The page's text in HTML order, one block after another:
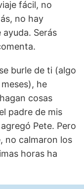
fácil, no
no hay
Serás
burle de ti (algo
he
cosas
padre de mis
Pete. Pero
no calmaron los
horas ha